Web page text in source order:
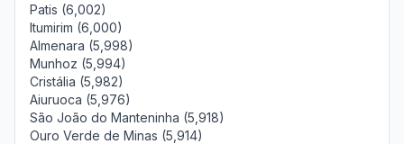
Patis (6,002)
Itumirim (6,000)
Almenara (5,998)
Munhoz (5,994)
Cristália (5,982)
Aiuruoca (5,976)
São João do Manteninha (5,918)
Ouro Verde de Minas (5,914)